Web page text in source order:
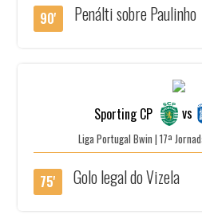
90' Penálti sobre Paulinho
Sporting CP vs
Liga Portugal Bwin | 17ª
75' Golo legal do Vizela